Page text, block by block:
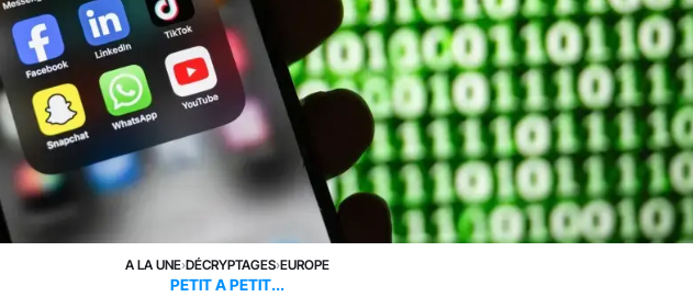
A LA UNE›DÉCRYPTAGES›EUROPE
PETIT A PETIT...